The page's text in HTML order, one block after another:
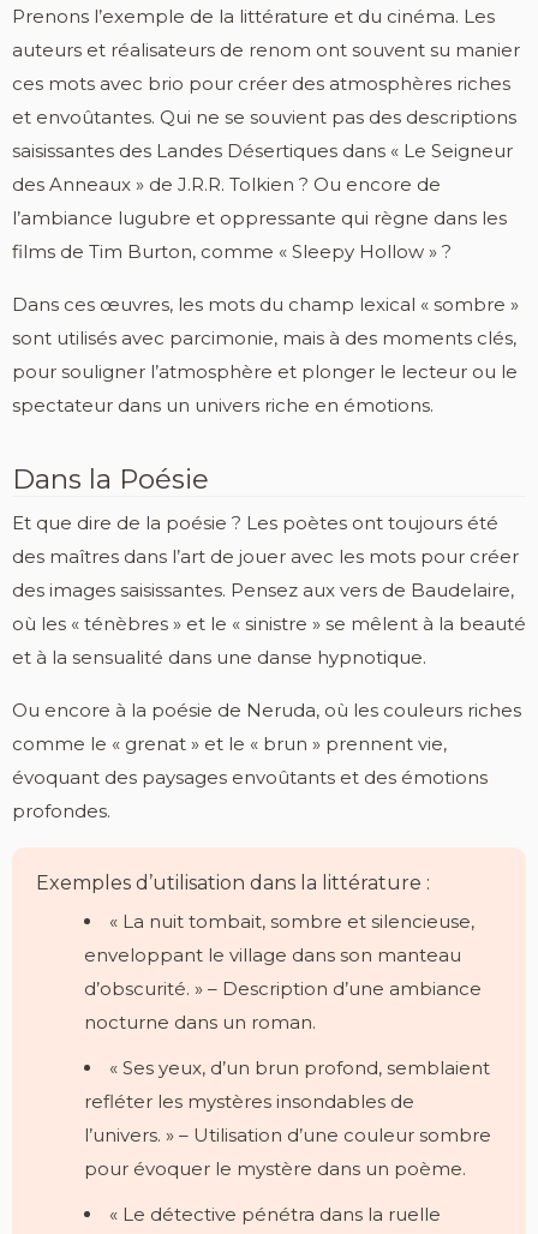
Prenons l’exemple de la littérature et du cinéma. Les
auteurs et réalisateurs de renom ont souvent su manier
ces mots avec brio pour créer des atmosphères riches
et envoûtantes. Qui ne se souvient pas des descriptions
saisissantes des Landes Désertiques dans « Le Seigneur
des Anneaux » de J.R.R. Tolkien ? Ou encore de
l’ambiance lugubre et oppressante qui règne dans les
films de Tim Burton, comme « Sleepy Hollow » ?
Dans ces œuvres, les mots du champ lexical « sombre »
sont utilisés avec parcimonie, mais à des moments clés,
pour souligner l’atmosphère et plonger le lecteur ou le
spectateur dans un univers riche en émotions.
Dans la Poésie
Et que dire de la poésie ? Les poètes ont toujours été
des maîtres dans l’art de jouer avec les mots pour créer
des images saisissantes. Pensez aux vers de Baudelaire,
où les « ténèbres » et le « sinistre » se mêlent à la beauté
et à la sensualité dans une danse hypnotique.
Ou encore à la poésie de Neruda, où les couleurs riches
comme le « grenat » et le « brun » prennent vie,
évoquant des paysages envoûtants et des émotions
profondes.
Exemples d’utilisation dans la littérature :
« La nuit tombait, sombre et silencieuse,
enveloppant le village dans son manteau
d’obscurité. » – Description d’une ambiance
nocturne dans un roman.
« Ses yeux, d’un brun profond, semblaient
refléter les mystères insondables de
l’univers. » – Utilisation d’une couleur sombre
pour évoquer le mystère dans un poème.
« Le détective pénétra dans la ruelle